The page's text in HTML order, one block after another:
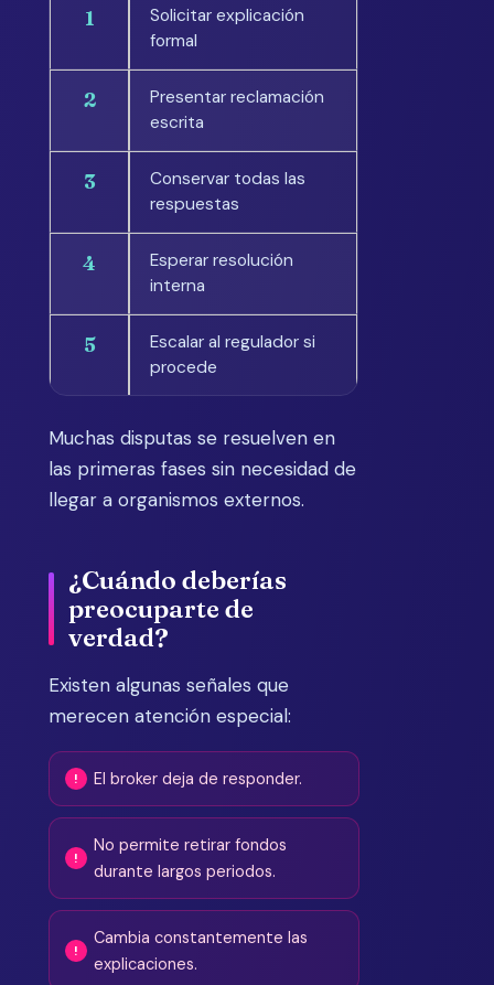
1
Solicitar explicación
formal
2
Presentar reclamación
escrita
3
Conservar todas las
respuestas
4
Esperar resolución
interna
5
Escalar al regulador si
procede
Muchas disputas se resuelven en
las primeras fases sin necesidad de
llegar a organismos externos.
¿Cuándo deberías
preocuparte de
verdad?
Existen algunas señales que
merecen atención especial:
El broker deja de responder.
No permite retirar fondos
durante largos periodos.
Cambia constantemente las
explicaciones.